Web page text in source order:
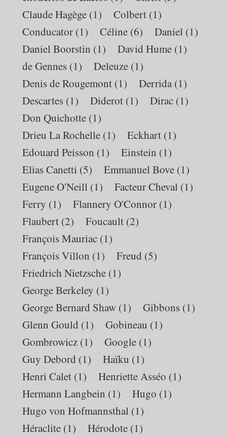
Claude Hagège (1) Colbert (1)
Conducator (1) Céline (6) Daniel (1)
Daniel Boorstin (1) David Hume (1)
de Gennes (1) Deleuze (1)
Denis de Rougemont (1) Derrida (1)
Descartes (1) Diderot (1) Dirac (1)
Don Quichotte (1)
Drieu La Rochelle (1) Eckhart (1)
Edouard Peisson (1) Einstein (1)
Elias Canetti (5) Emmanuel Bove (1)
Eugene O'Neill (1) Facteur Cheval (1)
Ferry (1) Flannery O'Connor (1)
Flaubert (2) Foucault (2)
François Mauriac (1)
François Villon (1) Freud (5)
Friedrich Nietzsche (1)
George Berkeley (1)
George Bernard Shaw (1) Gibbons (1)
Glenn Gould (1) Gobineau (1)
Gombrowicz (1) Google (1)
Guy Debord (1) Haïku (1)
Henri Calet (1) Henriette Asséo (1)
Hermann Langbein (1) Hugo (1)
Hugo von Hofmannsthal (1)
Héraclite (1) Hérodote (1)